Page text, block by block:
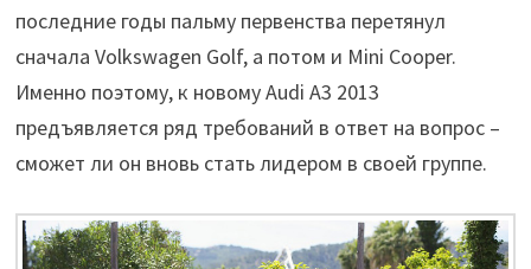
последние годы пальму первенства перетянул
сначала Volkswagen Golf, а потом и Mini Cooper.
Именно поэтому, к новому Audi A3 2013
предъявляется ряд требований в ответ на вопрос –
сможет ли он вновь стать лидером в своей группе.